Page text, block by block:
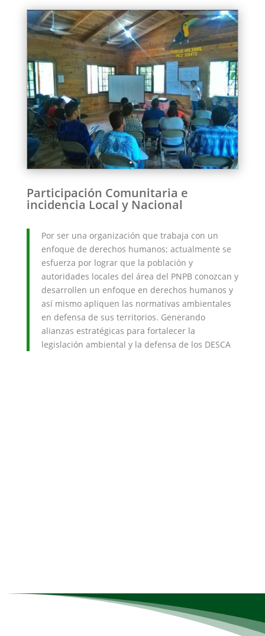
Participación Comunitaria e
incidencia Local y Nacional
Por ser una organización que trabaja con un
enfoque de derechos humanos; actualmente se
esfuerza por lograr que la población y
autoridades locales del área del PNPB conozcan y
desarrollen un enfoque en derechos humanos y
así mismo apliquen las normativas ambientales
en defensa de sus territorios. Generando
alianzas estratégicas para fortalecer la
legislación ambiental y la defensa de los DESCA